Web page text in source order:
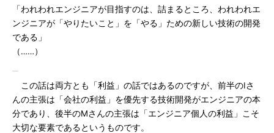
「われわれエンジニアが目指すのは、詰まるところ、われわれエ
ンジニアが「やりたいこと」を「やる」ための新しい技術の開発
である」
（……）
この話は両方とも「利益」の話ではあるのですが、前半のIさ
んの主張は「会社の利益」を優先する技術開発がエンジニアの本
分であり、後半のMさんの主張は「エンジニア個人の利益」こそ
大切な要素であるというものです。